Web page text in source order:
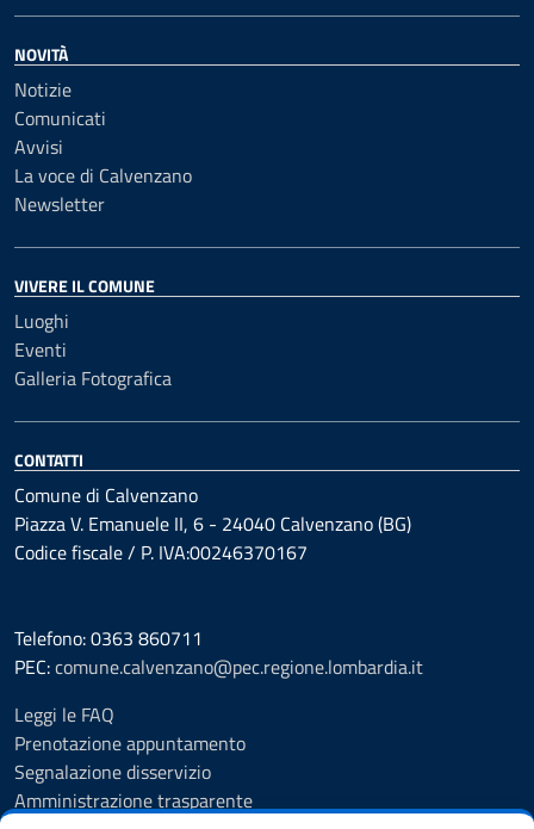
NOVITÀ
Notizie
Comunicati
Avvisi
La voce di Calvenzano
Newsletter
VIVERE IL COMUNE
Luoghi
Eventi
Galleria Fotografica
CONTATTI
Comune di Calvenzano
Piazza V. Emanuele II, 6 - 24040 Calvenzano (BG)
Codice fiscale / P. IVA:00246370167
Telefono: 0363 860711
PEC:comune.calvenzano@pec.regione.lombardia.it
Leggi le FAQ
Prenotazione appuntamento
Segnalazione disservizio
Amministrazione trasparente